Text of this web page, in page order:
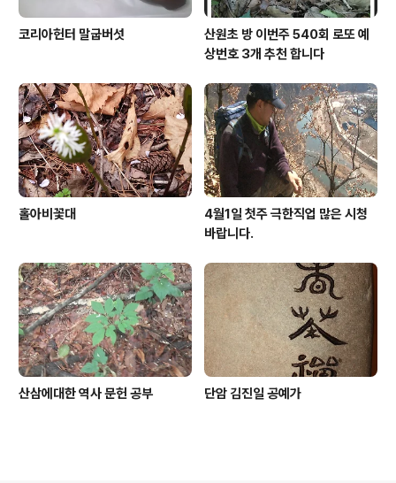
코리아헌터 말굽버섯
산원초 방 이번주 540회 로또 예
상번호 3개 추천 합니다
홀아비꽃대
4월1일 첫주 극한직업 많은 시청
바랍니다.
산삼에대한 역사 문헌 공부 단암 김진일 공예가